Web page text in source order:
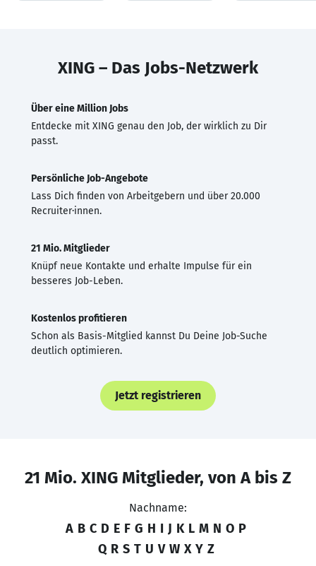
XING – Das Jobs-Netzwerk
Über eine Million Jobs
Entdecke mit XING genau den Job, der wirklich zu Dir
passt.
Persönliche Job-Angebote
Lass Dich finden von Arbeitgebern und über 20.000
Recruiter·innen.
21 Mio. Mitglieder
Knüpf neue Kontakte und erhalte Impulse für ein
besseres Job-Leben.
Kostenlos profitieren
Schon als Basis-Mitglied kannst Du Deine Job-Suche
deutlich optimieren.
Jetzt registrieren
21 Mio. XING Mitglieder, von A bis Z
Nachname:
A B C D E F G H I J K L M N O P
Q R S T U V W X Y Z